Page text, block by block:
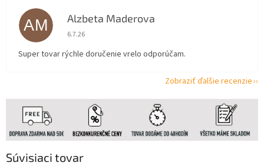
Súvisiaci tovar
AM Alzbeta Maderova
Hodnotenie obchodu je 5 z 5 hviezdičiek.
6.7.26
Super tovar rýchle doručenie vrelo odporúčam.
Zobraziť ďalšie recenzie